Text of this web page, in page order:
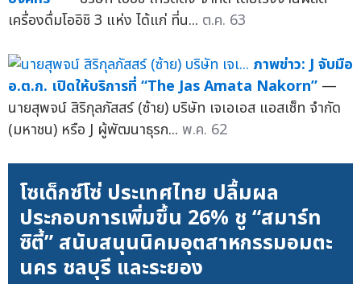
เครื่องดื่มโออิชิ 3 แห่ง ได้แก่ ที่น... ต.ค. 63
ภาพข่าว: J จับมือ
อ.ต.ก. เปิดให้บริการที่ “The Jas Amata Nakorn” —
นายสุพจน์ สิริกุลภัสสร์ (ซ้าย) บริษัท เจเอเอส แอสเซ็ท จำกัด
(มหาชน) หรือ J ผู้พัฒนาธุรก... พ.ค. 62
โซเด็กซ์โซ่ ประเทศไทย ปลื้มผล
ประกอบการเพิ่มขึ้น 26% ชู “สมาร์ท
ซิตี้” สนับสนุนนิคมอุตสาหกรรมอมตะ
นคร ชลบุรี และระยอง